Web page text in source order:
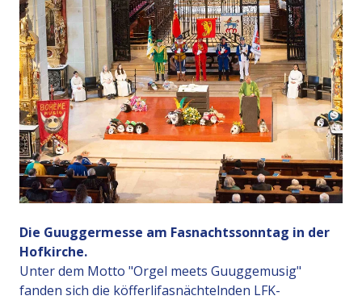
Die Guuggermesse am Fasnachtssonntag in der
Hofkirche.
Unter dem Motto "Orgel meets Guuggemusig"
fanden sich die köfferlifasnächtelnden LFK-